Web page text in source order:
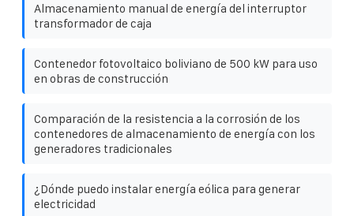
Almacenamiento manual de energía del interruptor
transformador de caja
Contenedor fotovoltaico boliviano de 500 kW para uso
en obras de construcción
Comparación de la resistencia a la corrosión de los
contenedores de almacenamiento de energía con los
generadores tradicionales
¿Dónde puedo instalar energía eólica para generar
electricidad